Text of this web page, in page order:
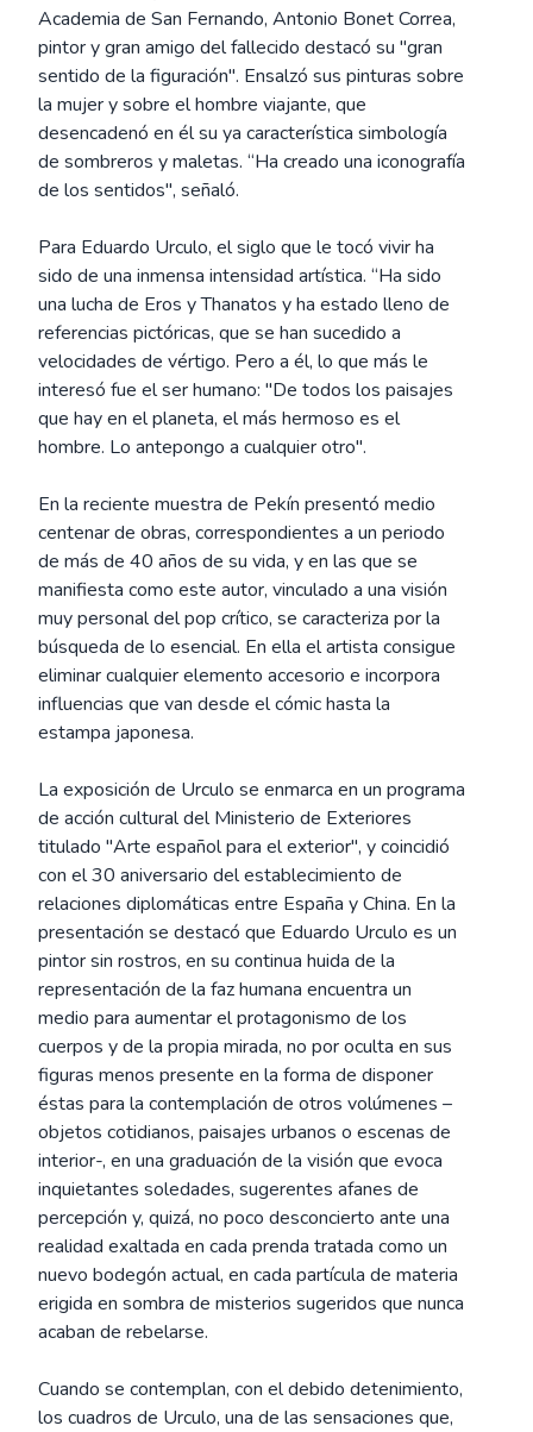
Academia de San Fernando, Antonio Bonet Correa,
pintor y gran amigo del fallecido destacó su "gran
sentido de la figuración". Ensalzó sus pinturas sobre
la mujer y sobre el hombre viajante, que
desencadenó en él su ya característica simbología
de sombreros y maletas. “Ha creado una iconografía
de los sentidos", señaló.
Para Eduardo Urculo, el siglo que le tocó vivir ha
sido de una inmensa intensidad artística. “Ha sido
una lucha de Eros y Thanatos y ha estado lleno de
referencias pictóricas, que se han sucedido a
velocidades de vértigo. Pero a él, lo que más le
interesó fue el ser humano: "De todos los paisajes
que hay en el planeta, el más hermoso es el
hombre. Lo antepongo a cualquier otro".
En la reciente muestra de Pekín presentó medio
centenar de obras, correspondientes a un periodo
de más de 40 años de su vida, y en las que se
manifiesta como este autor, vinculado a una visión
muy personal del pop crítico, se caracteriza por la
búsqueda de lo esencial. En ella el artista consigue
eliminar cualquier elemento accesorio e incorpora
influencias que van desde el cómic hasta la
estampa japonesa.
La exposición de Urculo se enmarca en un programa
de acción cultural del Ministerio de Exteriores
titulado "Arte español para el exterior", y coincidió
con el 30 aniversario del establecimiento de
relaciones diplomáticas entre España y China. En la
presentación se destacó que Eduardo Urculo es un
pintor sin rostros, en su continua huida de la
representación de la faz humana encuentra un
medio para aumentar el protagonismo de los
cuerpos y de la propia mirada, no por oculta en sus
figuras menos presente en la forma de disponer
éstas para la contemplación de otros volúmenes –
objetos cotidianos, paisajes urbanos o escenas de
interior-, en una graduación de la visión que evoca
inquietantes soledades, sugerentes afanes de
percepción y, quizá, no poco desconcierto ante una
realidad exaltada en cada prenda tratada como un
nuevo bodegón actual, en cada partícula de materia
erigida en sombra de misterios sugeridos que nunca
acaban de rebelarse.
Cuando se contemplan, con el debido detenimiento,
los cuadros de Urculo, una de las sensaciones que,